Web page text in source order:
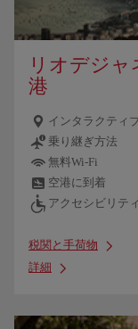
リオデジ
港
インタラクティ
乗り継ぎ方法
無料Wi-Fi
空港に到着
アクセシビリティ
税関と手荷物
詳細